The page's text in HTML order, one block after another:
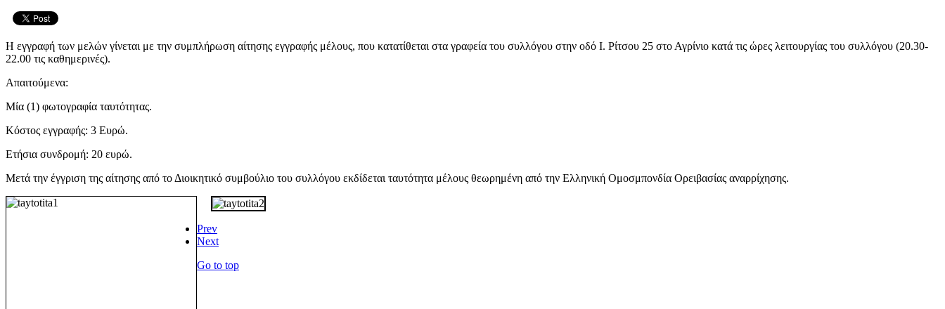
Η εγγραφή των μελών γίνεται με την συμπλήρωση αίτησης εγγραφής μέλους, που κατατίθεται στα γραφεία του συλλόγου στην οδό Ι. Ρίτσου 25 στο Αγρίνιο κατά τις ώρες λειτουργίας του συλλόγου (20.30-
22.00 τις καθημερινές).
Απαιτούμενα:
Μία (1) φωτογραφία ταυτότητας.
Κόστος εγγραφής: 3 Ευρώ.
Ετήσια συνδρομή: 20 ευρώ.
Μετά την έγγριση της αίτησης από το Διοικητικό συμβούλιο του συλλόγου εκδίδεται ταυτότητα μέλους θεωρημένη από την Ελληνική Ομοσμπονδία Ορειβασίας αναρρίχησης.
Prev
Next
Go to top